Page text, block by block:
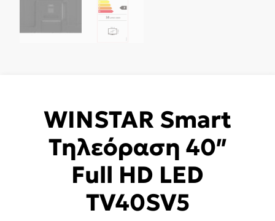
WINSTAR Smart
Τηλεόραση 40″
Full HD LED
TV40SV5